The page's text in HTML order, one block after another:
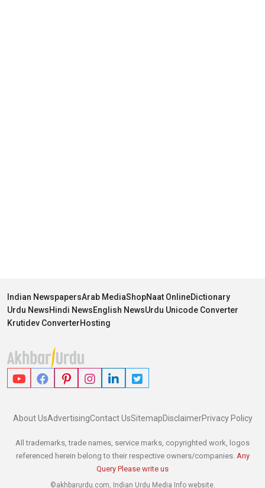
Indian NewspapersArab MediaShopNaat OnlineDictionary
Urdu NewsHindi NewsEnglish NewsUrdu Unicode Converter
Krutidev ConverterHosting
About UsAdvertisingContact UsSitemapDisclaimerPrivacy Policy
All trademarks, trade names, service marks, copyrighted work, logos
referenced herein belong to their respective owners/companies. Any
Query Please write us
©akhbarurdu.com, Indian Urdu Media Info website.